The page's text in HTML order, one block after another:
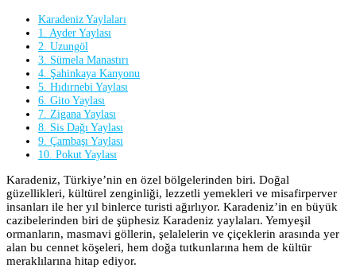
Karadeniz Yaylaları
1. Ayder Yaylası
2. Uzungöl
3. Sümela Manastırı
4. Şahinkaya Kanyonu
5. Hıdırnebi Yaylası
6. Gito Yaylası
7. Zigana Yaylası
8. Sis Dağı Yaylası
9. Çambaşı Yaylası
10. Pokut Yaylası
Karadeniz, Türkiye’nin en özel bölgelerinden biri. Doğal
güzellikleri, kültürel zenginliği, lezzetli yemekleri ve misafirperver
insanları ile her yıl binlerce turisti ağırlıyor. Karadeniz’in en büyük
cazibelerinden biri de şüphesiz Karadeniz yaylaları. Yemyeşil
ormanların, masmavi göllerin, şelalelerin ve çiçeklerin arasında yer
alan bu cennet köşeleri, hem doğa tutkunlarına hem de kültür
meraklılarına hitap ediyor.